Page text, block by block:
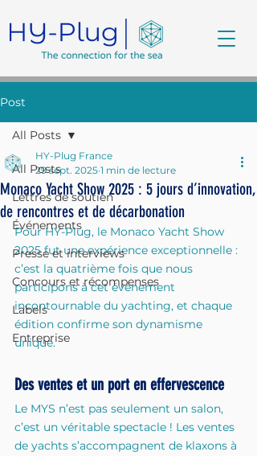
Post
All Posts
Lettres de soutien
Événements
Presse et interviews
Concours et récompenses
Labels
Entreprise
All Posts
Monaco Yacht Show 2025 : 5 jours d’innovation,
de rencontres et de décarbonation
HY-Plug France
29 sept. 2025 1 min de lecture
Pour HY-Plug, le Monaco Yacht Show
2025 fut une expérience exceptionnelle :
c’est la quatrième fois que nous
participons à cet événement
incontournable du yachting, et chaque
édition confirme son dynamisme
unique.
Des ventes et un port en effervescence
Le MYS n’est pas seulement un salon,
c’est un véritable spectacle ! Les ventes
de yachts s’accompagnent de klaxons à